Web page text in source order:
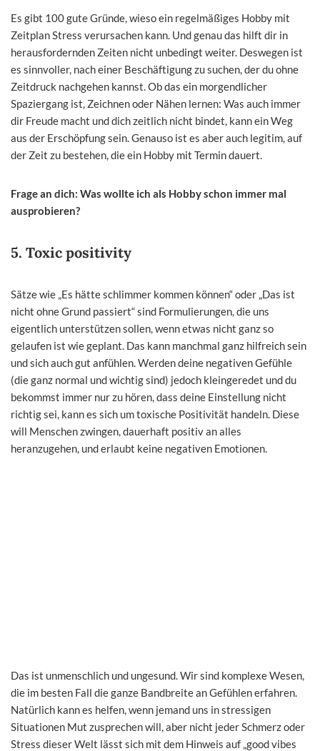
Es gibt 100 gute Gründe, wieso ein regelmäßiges Hobby mit
Zeitplan Stress verursachen kann. Und genau das hilft dir in
herausfordernden Zeiten nicht unbedingt weiter. Deswegen ist
es sinnvoller, nach einer Beschäftigung zu suchen, der du ohne
Zeitdruck nachgehen kannst. Ob das ein morgendlicher
Spaziergang ist, Zeichnen oder Nähen lernen: Was auch immer
dir Freude macht und dich zeitlich nicht bindet, kann ein Weg
aus der Erschöpfung sein. Genauso ist es aber auch legitim, auf
der Zeit zu bestehen, die ein Hobby mit Termin dauert.
Frage an dich: Was wollte ich als Hobby schon immer mal
ausprobieren?
5. Toxic positivity
Sätze wie „Es hätte schlimmer kommen können“ oder „Das ist
nicht ohne Grund passiert“ sind Formulierungen, die uns
eigentlich unterstützen sollen, wenn etwas nicht ganz so
gelaufen ist wie geplant. Das kann manchmal ganz hilfreich sein
und sich auch gut anfühlen. Werden deine negativen Gefühle
(die ganz normal und wichtig sind) jedoch kleingeredet und du
bekommst immer nur zu hören, dass deine Einstellung nicht
richtig sei, kann es sich um toxische Positivität handeln. Diese
will Menschen zwingen, dauerhaft positiv an alles
heranzugehen, und erlaubt keine negativen Emotionen.
Das ist unmenschlich und ungesund. Wir sind komplexe Wesen,
die im besten Fall die ganze Bandbreite an Gefühlen erfahren.
Natürlich kann es helfen, wenn jemand uns in stressigen
Situationen Mut zusprechen will, aber nicht jeder Schmerz oder
Stress dieser Welt lässt sich mit dem Hinweis auf „good vibes